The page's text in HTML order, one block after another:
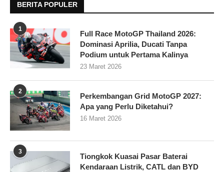
BERITA POPULER
1
Full Race MotoGP Thailand 2026:
Dominasi Aprilia, Ducati Tanpa
Podium untuk Pertama Kalinya
23 Maret 2026
2
Perkembangan Grid MotoGP 2027:
Apa yang Perlu Diketahui?
16 Maret 2026
3
Tiongkok Kuasai Pasar Baterai
Kendaraan Listrik, CATL dan BYD